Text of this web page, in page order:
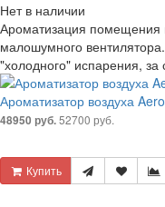
Нет в наличии
Ароматизация помещения
малошумного
"холодного" испарения, за
Ароматизатор воздуха
48950 руб.52700 руб.
Купить